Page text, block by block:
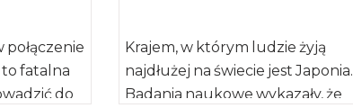
to fatalna
do
Krajem, w którym ludzie żyją
najdłużej na świecie jest Japonia.
Badania naukowe wykazały, że